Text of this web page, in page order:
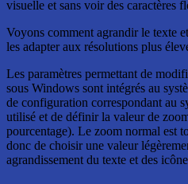
visuelle et sans voir des caractères
Voyons comment agrandir le texte
les adapter aux résolutions plus
Les paramètres permettant de
sous Windows sont intégrés au
de configuration correspondant au
utilisé et de définir la valeur de
pourcentage). Le zoom normal est
donc de choisir une valeur
agrandissement du texte et des